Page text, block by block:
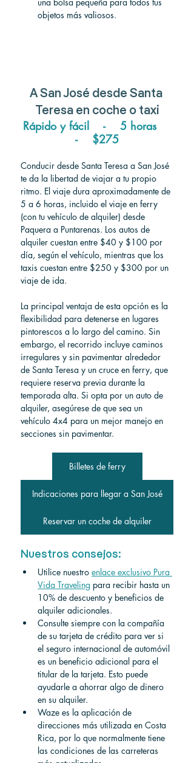
objetos más valiosos.
A San José desde Santa
Teresa en coche o taxi
Rápido y fácil    -    5 horas
-    $275
Conducir desde Santa Teresa a San José
te da la libertad de viajar a tu propio
ritmo. El viaje dura aproximadamente de
5 a 6 horas, incluido el viaje en ferry
(con tu vehículo de alquiler) desde
Paquera a Puntarenas. Los autos de
alquiler cuestan entre $40 y $100 por
día, según el vehículo, mientras que los
taxis cuestan entre $250 y $300 por un
viaje de ida.
La principal ventaja de esta opción es la
flexibilidad para detenerse en lugares
pintorescos a lo largo del camino. Sin
embargo, el recorrido incluye caminos
irregulares y sin pavimentar alrededor
de Santa Teresa y un cruce en ferry, que
requiere reserva previa durante la
temporada alta. Si opta por un auto de
alquiler, asegúrese de que sea un
vehículo 4x4 para un mejor manejo en
secciones sin pavimentar.
Billetes de ferry
Indicaciones para llegar a San José
Reservar un coche de alquiler
Nuestros consejos:
Utilice nuestro enlace exclusivo Pura
Vida Traveling para recibir hasta un
10% de descuento y beneficios de
alquiler adicionales.
Consulte siempre con la compañía
de su tarjeta de crédito para ver si
el seguro internacional de automóvil
es un beneficio adicional para el
titular de la tarjeta. Esto puede
ayudarle a ahorrar algo de dinero
en su alquiler.
Waze es la aplicación de
direcciones más utilizada en Costa
Rica, por lo que normalmente tiene
las condiciones de las carreteras